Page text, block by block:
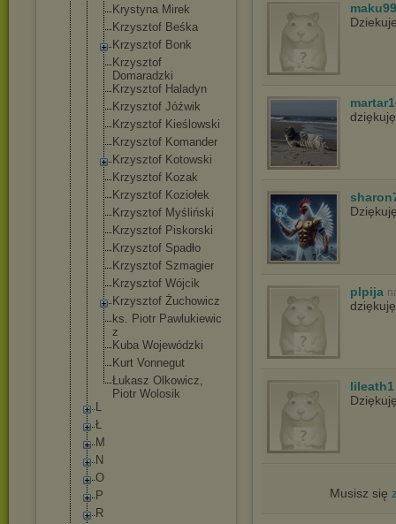
Krystyna Mirek
Krzysztof Beśka
Krzysztof Bonk
Krzysztof
Domaradzki
Krzysztof Haladyn
Krzysztof Jóźwik
Krzysztof Kieślowski
Krzysztof Komander
Krzysztof Kotowski
Krzysztof Kozak
Krzysztof Koziołek
Krzysztof Myśliński
Krzysztof Piskorski
Krzysztof Spadło
Krzysztof Szmagier
Krzysztof Wójcik
Krzysztof Żuchowicz
ks. Piotr Pawlukiewic
z
Kuba Wojewódzki
Kurt Vonnegut
Łukasz Olkowicz,
Piotr Wolosik
L
Ł
M
N
O
P
R
maku99
plpija
dziękuję
lileath1
Musisz się